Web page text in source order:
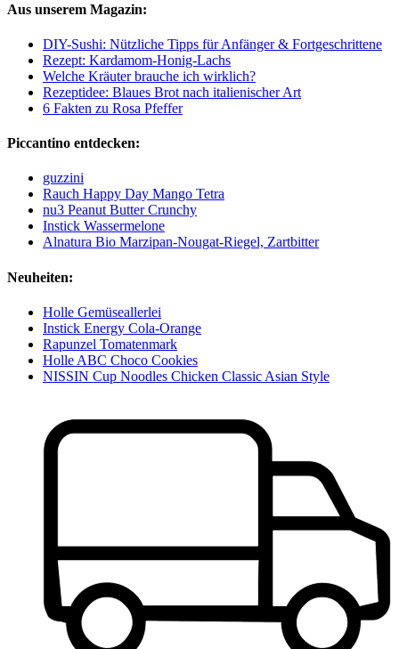
Aus unserem Magazin:
DIY-Sushi: Nützliche Tipps für Anfänger & Fortgeschrittene
Rezept: Kardamom-Honig-Lachs
Welche Kräuter brauche ich wirklich?
Rezeptidee: Blaues Brot nach italienischer Art
6 Fakten zu Rosa Pfeffer
Piccantino entdecken:
guzzini
Rauch Happy Day Mango Tetra
nu3 Peanut Butter Crunchy
Instick Wassermelone
Alnatura Bio Marzipan-Nougat-Riegel, Zartbitter
Neuheiten:
Holle Gemüseallerlei
Instick Energy Cola-Orange
Rapunzel Tomatenmark
Holle ABC Choco Cookies
NISSIN Cup Noodles Chicken Classic Asian Style